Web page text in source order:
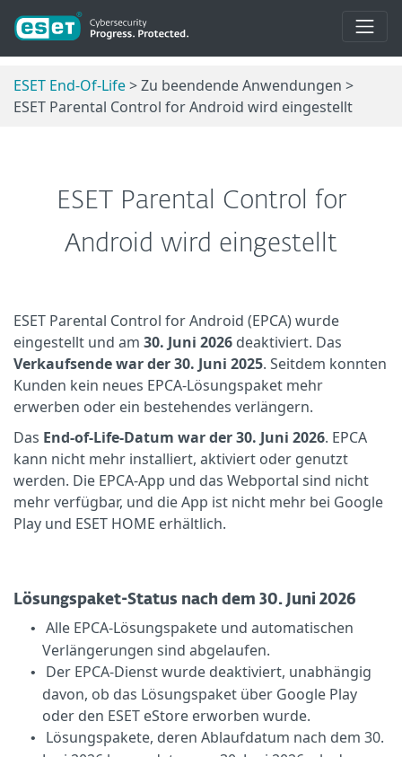
ESET End-Of-Life> Zu beendende Anwendungen >
ESET Parental Control for Android wird eingestellt
ESET Parental Control for
Android wird eingestellt
ESET Parental Control for Android (EPCA) wurde
eingestellt und am 30. Juni 2026 deaktiviert. Das
Verkaufsende war der 30. Juni 2025. Seitdem konnten
Kunden kein neues EPCA-Lösungspaket mehr
erwerben oder ein bestehendes verlängern.
Das End-of-Life-Datum war der 30. Juni 2026. EPCA
kann nicht mehr installiert, aktiviert oder genutzt
werden. Die EPCA-App und das Webportal sind nicht
mehr verfügbar, und die App ist nicht mehr bei Google
Play und ESET HOME erhältlich.
Lösungspaket-Status nach dem 30. Juni 2026
•
Alle EPCA-Lösungspakete und automatischen
Verlängerungen sind abgelaufen.
•
Der EPCA-Dienst wurde deaktiviert, unabhängig
davon, ob das Lösungspaket über Google Play
oder den ESET eStore erworben wurde.
•
Lösungspakete, deren Ablaufdatum nach dem 30.